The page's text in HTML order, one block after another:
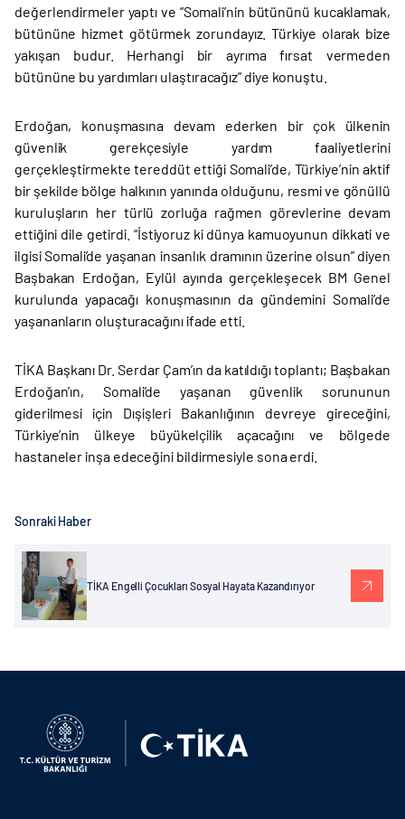
değerlendirmeler yaptı ve “Somali’nin bütününü kucaklamak,
bütününe hizmet götürmek zorundayız. Türkiye olarak bize
yakışan budur. Herhangi bir ayrıma fırsat vermeden
bütününe bu yardımları ulaştıracağız” diye konuştu.
Erdoğan, konuşmasına devam ederken bir çok ülkenin
güvenlik gerekçesiyle yardım faaliyetlerini
gerçekleştirmekte tereddüt ettiği Somali’de, Türkiye’nin aktif
bir şekilde bölge halkının yanında olduğunu, resmi ve gönüllü
kuruluşların her türlü zorluğa rağmen görevlerine devam
ettiğini dile getirdi. “İstiyoruz ki dünya kamuoyunun dikkati ve
ilgisi Somali’de yaşanan insanlık dramının üzerine olsun” diyen
Başbakan Erdoğan, Eylül ayında gerçekleşecek BM Genel
kurulunda yapacağı konuşmasının da gündemini Somali’de
yaşananların oluşturacağını ifade etti.
TİKA Başkanı Dr. Serdar Çam’ın da katıldığı toplantı; Başbakan
Erdoğan’ın, Somali’de yaşanan güvenlik sorununun
giderilmesi için Dışişleri Bakanlığının devreye gireceğini,
Türkiye’nin ülkeye büyükelçilik açacağını ve bölgede
hastaneler inşa edeceğini bildirmesiyle sona erdi.
Sonraki Haber
TİKA Engelli Çocukları Sosyal Hayata Kazandırıyor